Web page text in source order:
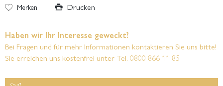
Merken Drucken
Haben wir Ihr Interesse geweckt?
Bei Fragen und für mehr Informationen kontaktieren Sie uns bitte!
Sie erreichen uns kostenfrei unter Tel. 0800 866 11 85